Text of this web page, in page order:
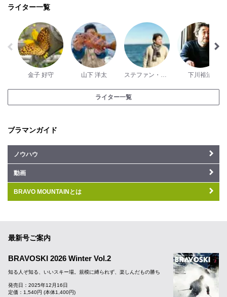
ライター一覧
金子 好守 山下 洋太 ステファン・ダントン 下川裕治
ライター一覧
ブラマンガイド
ノウハウ
動画
BRAVO MOUNTAINとは
最新号ご案内
BRAVOSKI 2026 Winter Vol.2
知る人ぞ知る、いいスキー場。規模に縛られず、楽しんだもの勝ち
発売日：2025年12月16日
定価：1,540円 (本体1,400円)